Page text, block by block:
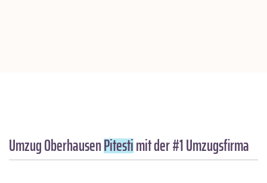
Umzug OberhausenPitestimit der #1 Umzugsfirma